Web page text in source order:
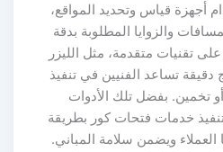
قياس وتحديد المواقع،
المطلوبة بدقة
متقدمة، مثل الليزر
الفنيين في تنفيذ
بفضل تلك الأدوات
فتحات كور بطريقة
ويضمن سلامة المباني.